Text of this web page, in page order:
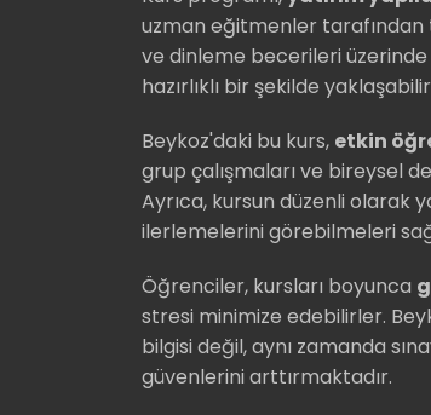
uzman eğitmenler tarafından
ve dinleme becerileri üzerinde
hazırlıklı bir şekilde
Beykoz'daki bu kurs, etkin
grup çalışmaları ve bireysel
Ayrıca, kursun düzenli olarak
ilerlemelerini görebilmeleri
Öğrenciler, kursları boyunca
stresi minimize edebilirler.
bilgisi değil, aynı zamanda
güvenlerini arttırmaktadır.